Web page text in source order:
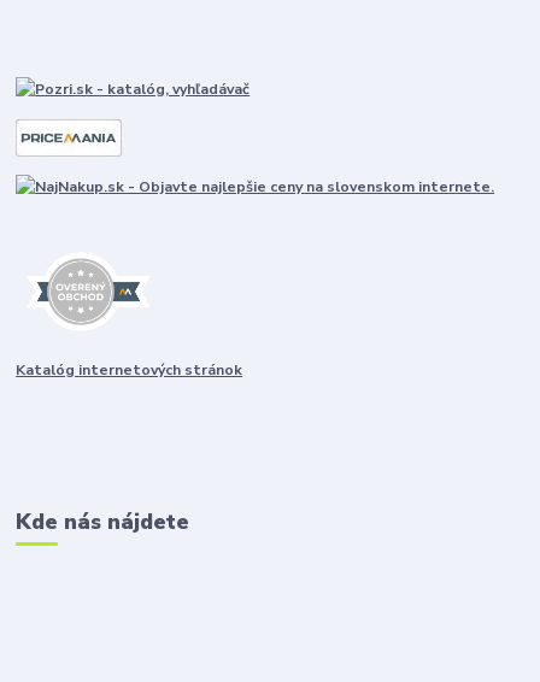
Katalóg internetových stránok
Kde nás nájdete